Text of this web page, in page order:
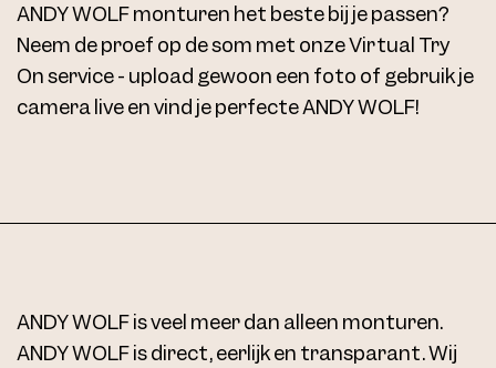
ANDY WOLF monturen het beste bij je passen?
Neem de proef op de som met onze Virtual Try
On service - upload gewoon een foto of gebruik je
camera live en vind je perfecte ANDY WOLF!
ANDY WOLF is veel meer dan alleen monturen.
ANDY WOLF is direct, eerlijk en transparant. Wij